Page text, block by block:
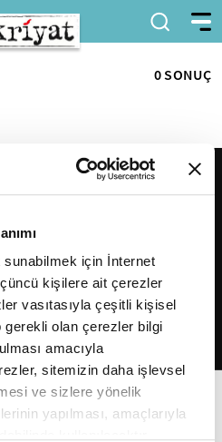
için İnternet
kişilere ait çerezler
vasıtasıyla çeşitli kişisel
olan çerezler bilgi
amacıyla
sitemizin daha işlevsel
ve sizlere yönelik
yapılması, amaçlarıyla
0 SONUÇ